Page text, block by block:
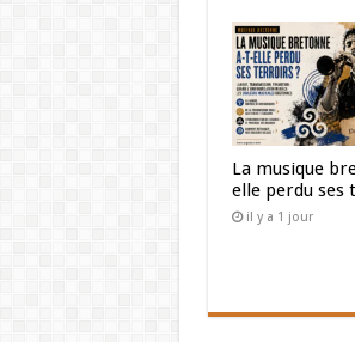
La musique
elle perdu ses
il y a 1 jour